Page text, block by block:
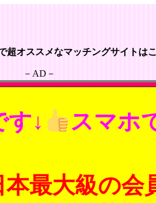
超オススメなマッチングサイトは
－AD－
す↓ スマホ
最大級の会